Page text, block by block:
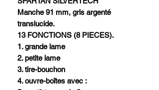
Manche 91 mm, gris argenté
translucide.
13 FONCTIONS (8 PIECES).
1. grande lame
2. petite lame
3. tire-bouchon
4. ouvre-boîtes avec :